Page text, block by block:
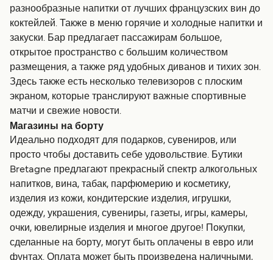
разнообразные напитки от лучших французских вин до
коктейлей. Также в меню горячие и холодные напитки и
закуски. Бар предлагает пассажирам большое,
открытое пространство с большим количеством
размещения, а также ряд удобных диванов и тихих зон.
Здесь также есть несколько телевизоров с плоским
экраном, которые транслируют важные спортивные
матчи и свежие новости.
Магазины на борту
Идеально подходят для подарков, сувениров, или
просто чтобы доставить себе удовольствие. Бутики
Bretagne предлагают прекрасный спектр алкогольных
напитков, вина, табак, парфюмерию и косметику,
изделия из кожи, кондитерские изделия, игрушки,
одежду, украшения, сувениры, газеты, игры, камеры,
очки, ювелирные изделия и многое другое! Покупки,
сделанные на борту, могут быть оплачены в евро или
фунтах. Оплата может быть произведена наличными,